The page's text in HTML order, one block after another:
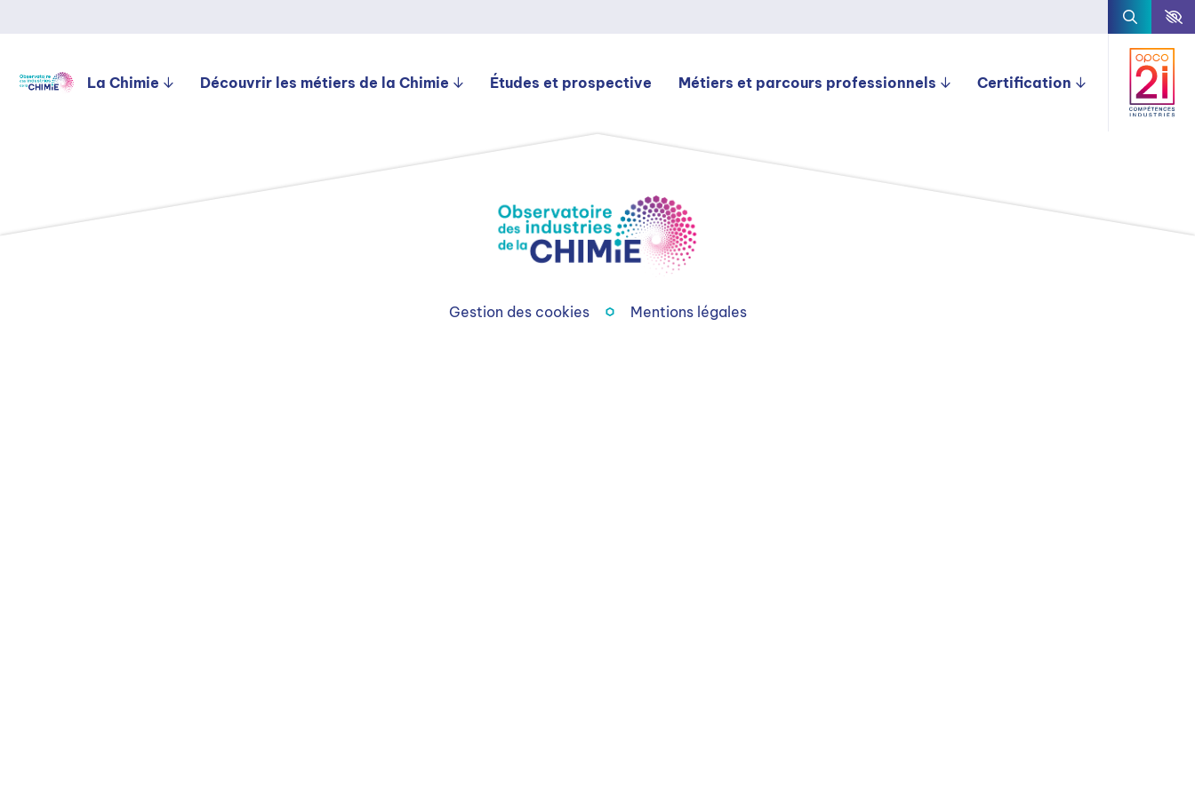
La Chimie Découvrir les métiers de la Chimie Études et prospective Métiers et parcours professionnels Certification
Gestion des cookies Mentions légales